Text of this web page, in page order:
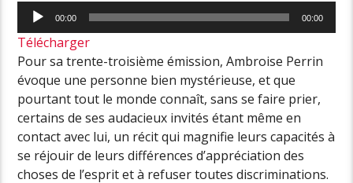
Lecteur
audio
00:00 00:00
Télécharger
Pour sa trente-troisième émission, Ambroise Perrin
évoque une personne bien mystérieuse, et que
pourtant tout le monde connaît, sans se faire prier,
certains de ses audacieux invités étant même en
contact avec lui, un récit qui magnifie leurs capacités à
se réjouir de leurs différences d’appréciation des
choses de l’esprit et à refuser toutes discriminations.